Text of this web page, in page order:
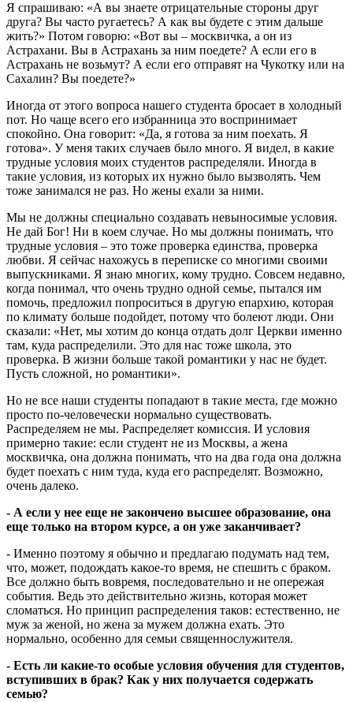
Я спрашиваю: «А вы знаете отрицательные стороны друг
друга? Вы часто ругаетесь? А как вы будете с этим дальше
жить?» Потом говорю: «Вот вы – москвичка, а он из
Астрахани. Вы в Астрахань за ним поедете? А если его в
Астрахань не возьмут? А если его отправят на Чукотку или на
Сахалин? Вы поедете?»
Иногда от этого вопроса нашего студента бросает в холодный
пот. Но чаще всего его избранница это воспринимает
спокойно. Она говорит: «Да, я готова за ним поехать. Я
готова». У меня таких случаев было много. Я видел, в какие
трудные условия моих студентов распределяли. Иногда в
такие условия, из которых их нужно было вызволять. Чем
тоже занимался не раз. Но жены ехали за ними.
Мы не должны специально создавать невыносимые условия.
Не дай Бог! Ни в коем случае. Но мы должны понимать, что
трудные условия – это тоже проверка единства, проверка
любви. Я сейчас нахожусь в переписке со многими своими
выпускниками. Я знаю многих, кому трудно. Совсем недавно,
когда понимал, что очень трудно одной семье, пытался им
помочь, предложил попроситься в другую епархию, которая
по климату больше подойдет, потому что болеют люди. Они
сказали: «Нет, мы хотим до конца отдать долг Церкви именно
там, куда распределили. Это для нас тоже школа, это
проверка. В жизни больше такой романтики у нас не будет.
Пусть сложной, но романтики».
Но не все наши студенты попадают в такие места, где можно
просто по-человечески нормально существовать.
Распределяем не мы. Распределяет комиссия. И условия
примерно такие: если студент не из Москвы, а жена
москвичка, она должна понимать, что на два года она должна
будет поехать с ним туда, куда его распределят. Возможно,
очень далеко.
- А если у нее еще не закончено высшее образование, она
еще только на втором курсе, а он уже заканчивает?
- Именно поэтому я обычно и предлагаю подумать над тем,
что, может, подождать какое-то время, не спешить с браком.
Все должно быть вовремя, последовательно и не опережая
события. Ведь это действительно жизнь, которая может
сломаться. Но принцип распределения таков: естественно, не
муж за женой, но жена за мужем должна ехать. Это
нормально, особенно для семьи священнослужителя.
- Есть ли какие-то особые условия обучения для студентов,
вступивших в брак? Как у них получается содержать
семью?